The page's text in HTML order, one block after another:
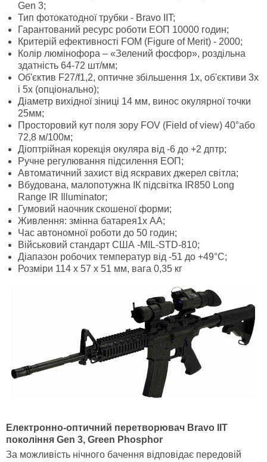
Gen 3;
Тип фотокатодної трубки - Bravo IIT;
Гарантований ресурс роботи ЕОП 10000 годин;
Критерій ефективності FOM (Figure of Merit) - 2000;
Колір люмінофора – «Зелений фосфор», роздільна
здатність 64-72 шт/мм;
Об'єктив F27/f1,2, оптичне збільшення 1х, об'єктиви 3х
і 5х (опціонально);
Діаметр вихідної зіниці 14 мм, винос окулярної точки
25мм;
Просторовий кут поля зору FOV (Field of view) 40°або
72,8 м/100м;
Діоптрійная корекція окуляра від -6 до +2 дптр;
Ручне регулювання підсилення ЕОП;
Автоматичний захист від яскравих джерел світла;
Вбудована, малопотужна ІК підсвітка IR850 Long
Range IR Illuminator;
Гумовий наочник скошеної форми;
Живлення: змінна батарея1х АА;
Час автономної роботи до 50 годин;
Військовий стандарт США -MIL-STD-810;
Діапазон робочих температур від -51 до +49°C;
Розміри 114 х 57 х 51 мм, вага 0,35 кг
Електронно-оптичний перетворювач Bravo
IIT
покоління Gen 3, Green Phosphor
За можливість нічного бачення відповідає передовій